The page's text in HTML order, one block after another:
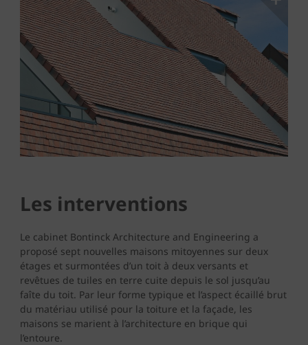
Les interventions
Le cabinet Bontinck Architecture and Engineering a
proposé sept nouvelles maisons mitoyennes sur deux
étages et surmontées d’un toit à deux versants et
revêtues de tuiles en terre cuite depuis le sol jusqu’au
faîte du toit. Par leur forme typique et l’aspect écaillé brut
du matériau utilisé pour la toiture et la façade, les
maisons se marient à l’architecture en brique qui
l’entoure.